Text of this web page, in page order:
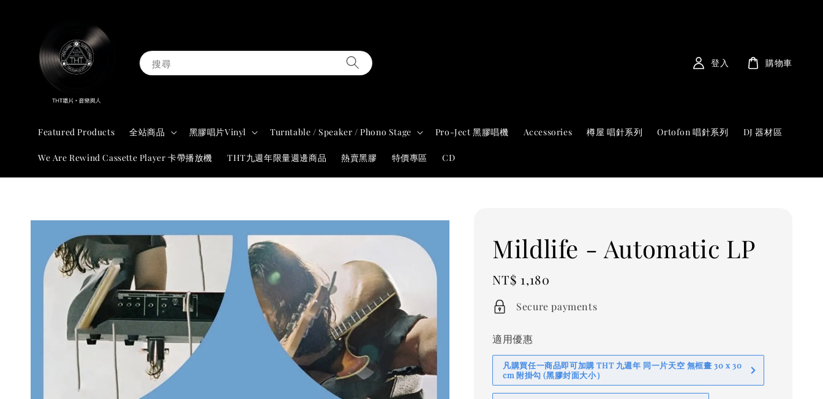
搜尋
Featured Products 全站商品 黑膠唱片Vinyl Turntable / Speaker / Phono Stage Pro-Ject 黑膠唱機 Accessories 樽屋 唱針系列 Ortofon 唱針系列 DJ 器材區
We Are Rewind Cassette Player 卡帶播放機 THT九週年限量週邊商品 熱賣黑膠 特價專區 CD
登入 購物車
Mildlife - Automatic LP
Regular
price
NT$ 1,180
Secure payments
適用優惠
凡購買任一商品即可加購 THT 九週年 同一片天空 無框畫 30 x 30
cm 附掛勾 (黑膠封面大小）